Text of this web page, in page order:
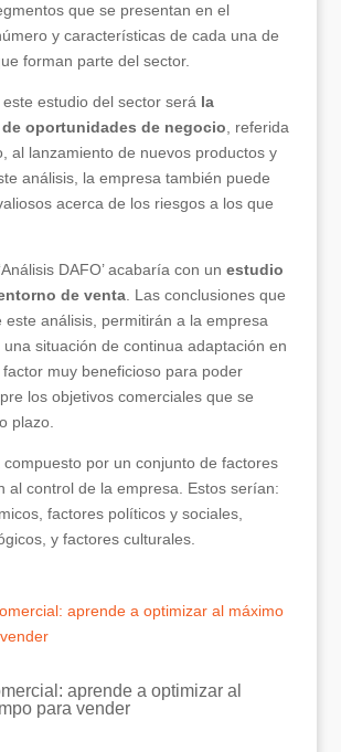
que se presentan en el
y características de cada una de
forman parte del sector.
estudio del sector será la
oportunidades de negocio , referida
al lanzamiento de nuevos productos y
análisis, la empresa también puede
acerca de los riesgos a los que
DAFO’ acabaría con un estudio
de venta. Las conclusiones que
este análisis, permitirán a la empresa
situación de continua adaptación en
muy beneficioso para poder
los objetivos comerciales que se
plazo.
compuesto por un conjunto de factores
al control de la empresa. Estos serían:
factores políticos y sociales,
y factores culturales.
aprende a optimizar al
para vender